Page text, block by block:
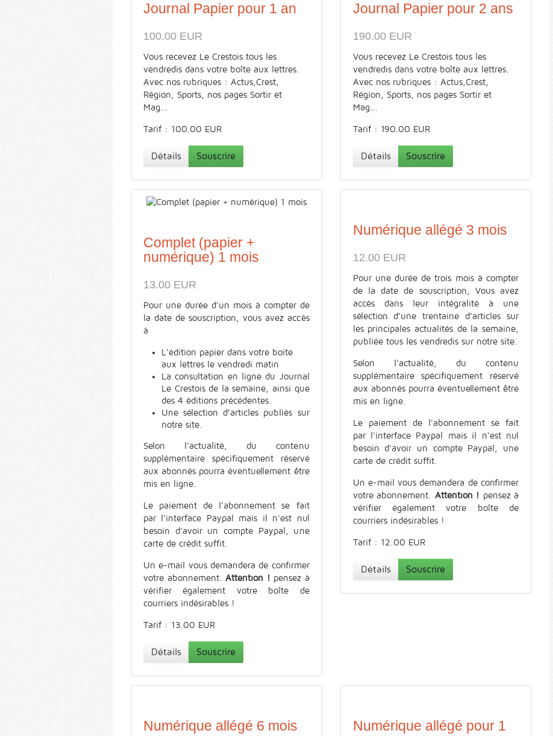
Journal Papier pour 1 an
100.00 EUR
Vous recevez Le Crestois tous les
vendredis dans votre boîte aux lettres.
Avec nos rubriques : Actus,Crest,
Région, Sports, nos pages Sortir et
Mag...
Tarif : 100.00 EUR
Détails Souscrire
Journal Papier pour 2 ans
190.00 EUR
Vous recevez Le Crestois tous les
vendredis dans votre boîte aux lettres.
Avec nos rubriques : Actus,Crest,
Région, Sports, nos pages Sortir et
Mag...
Tarif : 190.00 EUR
Détails Souscrire
Complet (papier +
numérique) 1 mois
13.00 EUR
Pour une durée d'un mois à compter de
la date de souscription, vous avez accès
à
L'édition papier dans votre boite
aux lettres le vendredi matin
La consultation en ligne du Journal
Le Crestois de la semaine, ainsi que
des 4 éditions précédentes.
Une sélection d’articles publiés sur
notre site.
Selon l'actualité, du contenu
supplémentaire spécifiquement réservé
aux abonnés pourra éventuellement être
mis en ligne.
Le paiement de l'abonnement se fait
par l'interface Paypal mais il n'est nul
besoin d'avoir un compte Paypal, une
carte de crédit suffit.
Un e-mail vous demandera de confirmer
votre abonnement. Attention ! pensez à
vérifier également votre boîte de
courriers indésirables !
Tarif : 13.00 EUR
Détails Souscrire
Numérique allégé 3 mois
12.00 EUR
Pour une durée de trois mois à compter
de la date de souscription, Vous avez
accès dans leur intégralité à une
sélection d’une trentaine d’articles sur
les principales actualités de la semaine,
publiée tous les vendredis sur notre site.
Selon l'actualité, du contenu
supplémentaire spécifiquement réservé
aux abonnés pourra éventuellement être
mis en ligne.
Le paiement de l'abonnement se fait
par l'interface Paypal mais il n'est nul
besoin d'avoir un compte Paypal, une
carte de crédit suffit.
Un e-mail vous demandera de confirmer
votre abonnement. Attention ! pensez à
vérifier également votre boîte de
courriers indésirables !
Tarif : 12.00 EUR
Détails Souscrire
Numérique allégé 6 mois
Numérique allégé pour 1